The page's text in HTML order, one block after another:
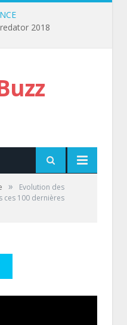
2018
»
Evolution des
ces 100 dernières